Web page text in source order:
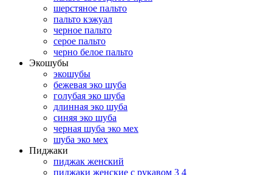
шерстяное пальто
пальто кэжуал
черное пальто
серое пальто
черно белое пальто
Экошубы
экошубы
бежевая эко шуба
голубая эко шуба
длинная эко шуба
синяя эко шуба
черная шуба эко мех
шуба эко мех
Пиджаки
пиджак женский
пиджаки женские с рукавом 3 4